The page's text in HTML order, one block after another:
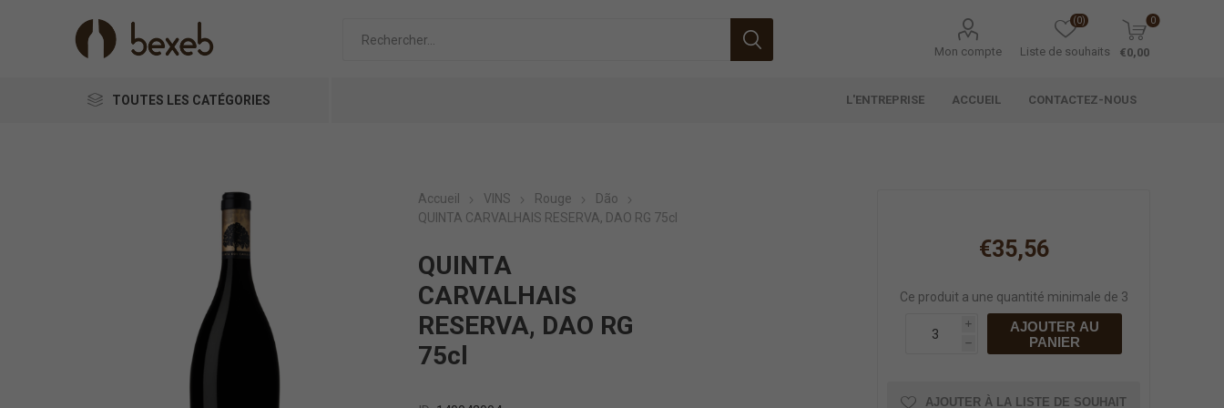
Mon compte Liste de souhaits
(0) 0
€0,00
TOUTES LES CATÉGORIES L'ENTREPRISE ACCUEIL CONTACTEZ-NOUS
Accueil VINS Rouge
Dão
QUINTA CARVALHAIS RESERVA, DAO RG 75cl
QUINTA
CARVALHAIS
RESERVA, DAO RG
75cl
€35,56
Ce produit a une quantité minimale de 3
i
h
AJOUTER AU
PANIER
AJOUTER À LA LISTE DE SOUHAIT